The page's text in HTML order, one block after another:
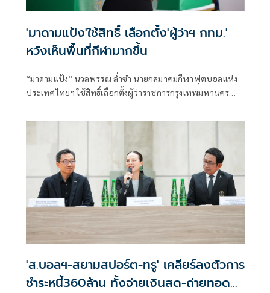
'มาดามแป้ง'ใช้สิทธิ์ เลือกตั้ง'ผู้ว่าฯ กทม.'
หวังเห็นพื้นที่กีฬามากขึ้น
“มาดามแป้ง” นวลพรรณ ล่ำซำ นายกสมาคมกีฬาฟุตบอลแห่ง
ประเทศไทยฯ ใช้สิทธิ์เลือกตั้งผู้ว่าราชการกรุงเทพมหานคร
'ส.บอลฯ-สยามสปอร์ต-ทรู' เคลียร์ลงตัวการ
ชำระหนี้360ล้าน ทั้งจ่ายเงินสด-ถ่ายทอด